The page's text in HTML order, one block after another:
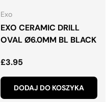
Exo
EXO CERAMIC DRILL
OVAL Ø6.0MM BL BLACK
Normalna cena
£3.95
DODAJ DO KOSZYKA